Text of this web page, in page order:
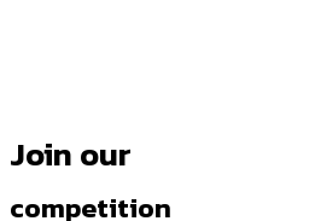
Join our
competition